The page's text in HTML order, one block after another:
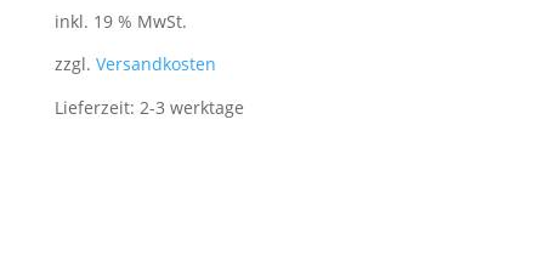
inkl. 19 % MwSt.
zzgl. Versandkosten
Lieferzeit: 2-3 werktage